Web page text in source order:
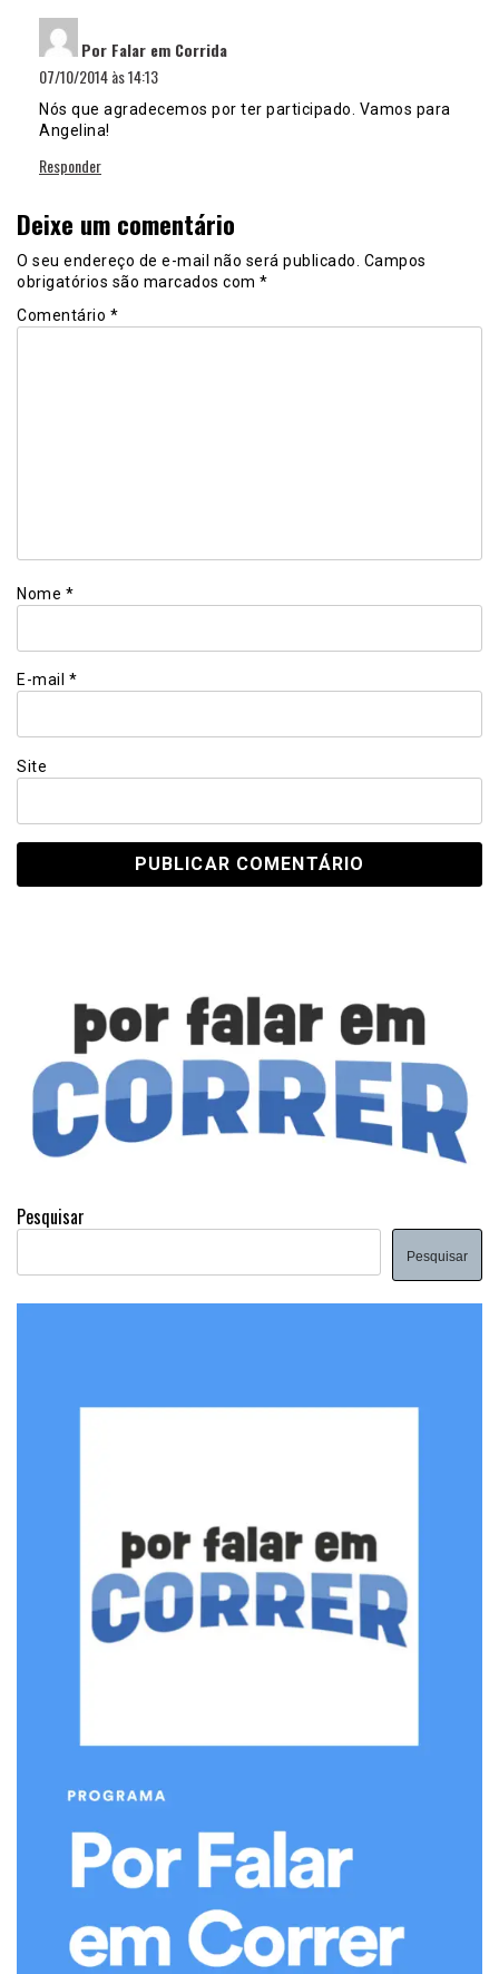
Por Falar em Corrida
07/10/2014 às 14:13
Nós que agradecemos por ter participado. Vamos para
Angelina!
Responder
Deixe um comentário
O seu endereço de e-mail não será publicado. Campos
obrigatórios são marcados com *
Comentário *
Nome *
E-mail *
Site
Pesquisar
Pesquisar